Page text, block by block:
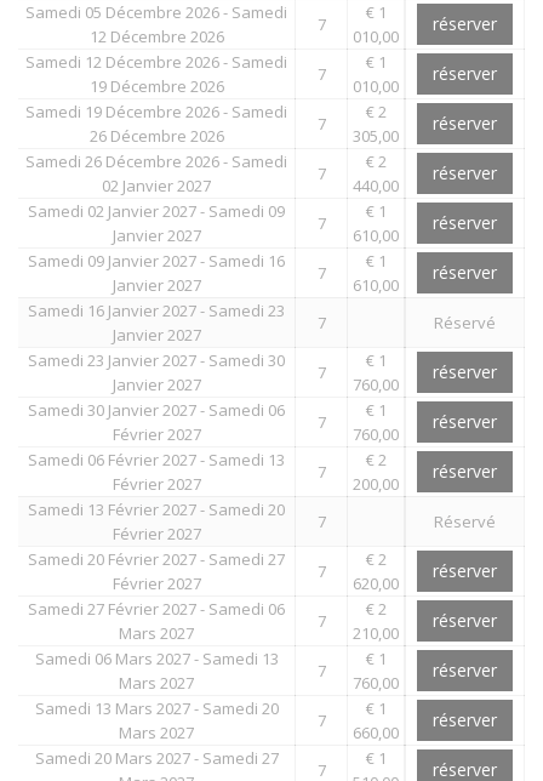
Samedi 05 Décembre 2026 - Samedi
12 Décembre 2026
7
€ 1
010,00
réserver
Samedi 12 Décembre 2026 - Samedi
19 Décembre 2026
7
€ 1
010,00
réserver
Samedi 19 Décembre 2026 - Samedi
26 Décembre 2026
7
€ 2
305,00
réserver
Samedi 26 Décembre 2026 - Samedi
02 Janvier 2027
7
€ 2
440,00
réserver
Samedi 02 Janvier 2027 - Samedi 09
Janvier 2027
7
€ 1
610,00
réserver
Samedi 09 Janvier 2027 - Samedi 16
Janvier 2027
7
€ 1
610,00
réserver
Samedi 16 Janvier 2027 - Samedi 23
Janvier 2027
7
Réservé
Samedi 23 Janvier 2027 - Samedi 30
Janvier 2027
7
€ 1
760,00
réserver
Samedi 30 Janvier 2027 - Samedi 06
Février 2027
7
€ 1
760,00
réserver
Samedi 06 Février 2027 - Samedi 13
Février 2027
7
€ 2
200,00
réserver
Samedi 13 Février 2027 - Samedi 20
Février 2027
7
Réservé
Samedi 20 Février 2027 - Samedi 27
Février 2027
7
€ 2
620,00
réserver
Samedi 27 Février 2027 - Samedi 06
Mars 2027
7
€ 2
210,00
réserver
Samedi 06 Mars 2027 - Samedi 13
Mars 2027
7
€ 1
760,00
réserver
Samedi 13 Mars 2027 - Samedi 20
Mars 2027
7
€ 1
660,00
réserver
Samedi 20 Mars 2027 - Samedi 27
7
€ 1
réserver